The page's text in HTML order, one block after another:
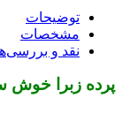
و بررسی‌ها (0)
خوش سایه